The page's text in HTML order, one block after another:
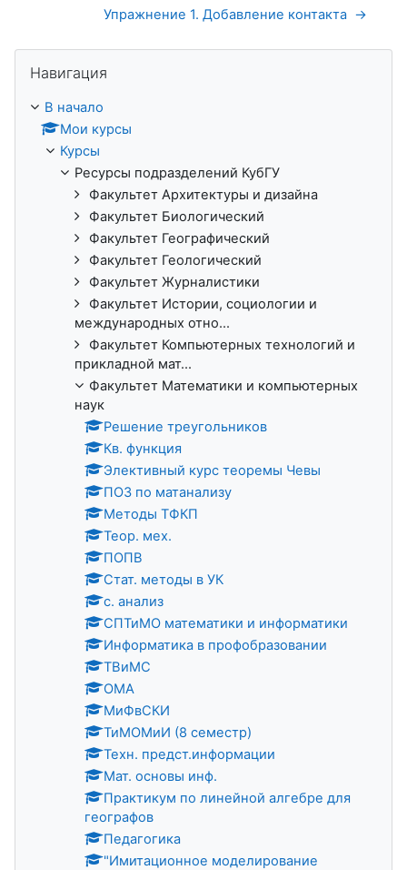
Упражнение 1. Добавление контакта  →
Навигация
В начало
Мои курсы
Курсы
Ресурсы подразделений КубГУ
Факультет Архитектуры и дизайна
Факультет Биологический
Факультет Географический
Факультет Геологический
Факультет Журналистики
Факультет Истории, социологии и
международных отно...
Факультет Компьютерных технологий и
прикладной мат...
Факультет Математики и компьютерных
наук
Решение треугольников
Кв. функция
Элективный курс теоремы Чевы
ПОЗ по матанализу
Методы ТФКП
Теор. мех.
ПОПВ
Стат. методы в УК
с. анализ
СПТиМО математики и информатики
Информатика в профобразовании
ТВиМС
ОМА
МиФвСКИ
ТиМОМиИ (8 семестр)
Техн. предст.информации
Мат. основы инф.
Практикум по линейной алгебре для
географов
Педагогика
"Имитационное моделирование